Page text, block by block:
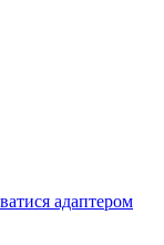
адаптером